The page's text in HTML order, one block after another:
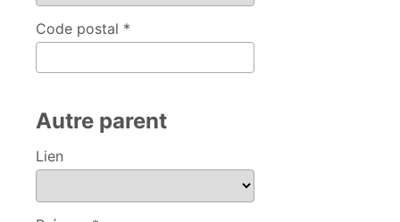
Code postal *
Autre parent
Lien